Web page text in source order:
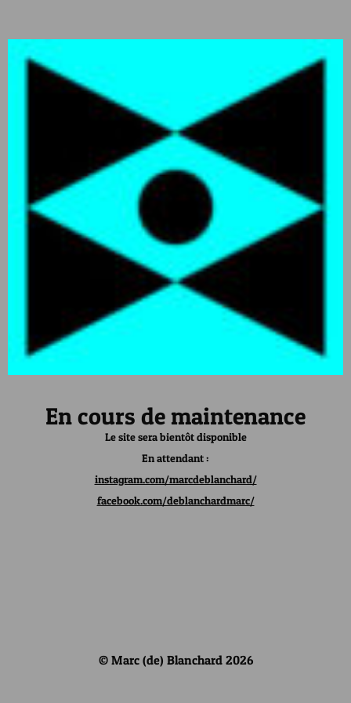
En cours de maintenance
Le site sera bientôt disponible
En attendant :
instagram.com/marcdeblanchard/
facebook.com/deblanchardmarc/
© Marc (de) Blanchard 2026